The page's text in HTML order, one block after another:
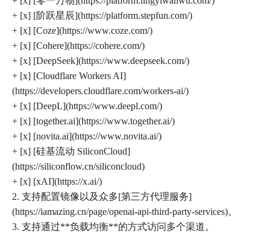
+ [x] [阶跃星辰](https://platform.stepfun.com/)
+ [x] [Coze](https://www.coze.com/)
+ [x] [Cohere](https://cohere.com/)
+ [x] [DeepSeek](https://www.deepseek.com/)
+ [x] [Cloudflare Workers AI]
(https://developers.cloudflare.com/workers-ai/)
+ [x] [DeepL](https://www.deepl.com/)
+ [x] [together.ai](https://www.together.ai/)
+ [x] [novita.ai](https://www.novita.ai/)
+ [x] [硅基流动 SiliconCloud]
(https://siliconflow.cn/siliconcloud)
+ [x] [xAI](https://x.ai/)
2. 支持配置镜像以及众多[第三方代理服务]
(https://iamazing.cn/page/openai-api-third-party-services)。
3. 支持通过**负载均衡**的方式访问多个渠道。